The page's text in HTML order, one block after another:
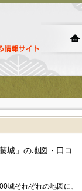
城」の地図・口コ
城それぞれの地図に、